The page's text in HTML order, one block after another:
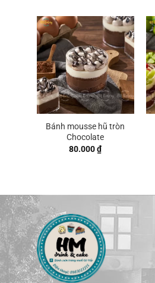
Bánh mousse hũ tròn
Chocolate
80.000₫